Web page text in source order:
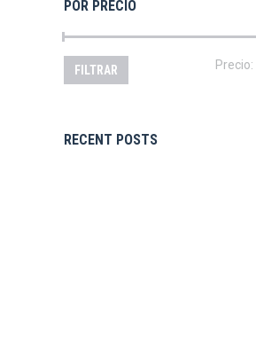
POR PRECIO
FILTRAR Precio:
RECENT POSTS